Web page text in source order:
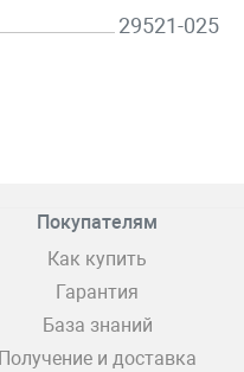
29521-025
Покупателям
Как купить
Гарантия
База знаний
Получение и доставка